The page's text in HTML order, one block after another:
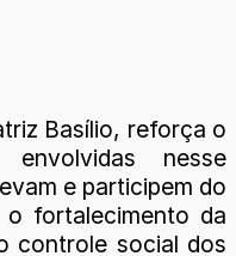
Basílio, reforça o
nesse
e participem do
fortalecimento da
controle social dos